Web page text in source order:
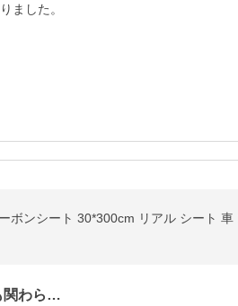
ました。
ボンシート 30*300cm リアル シート
関わら…